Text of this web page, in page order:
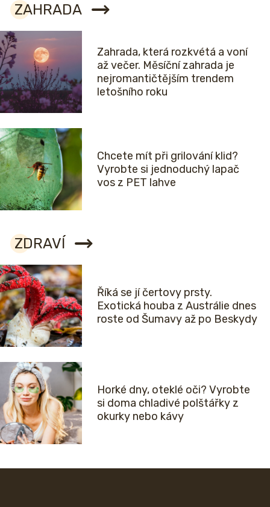
ZAHRADA
Zahrada, která rozkvétá a voní
až večer. Měsíční zahrada je
nejromantičtějším trendem
letošního roku
Chcete mít při grilování klid?
Vyrobte si jednoduchý lapač
vos z PET lahve
ZDRAVÍ
Říká se jí čertovy prsty.
Exotická houba z Austrálie dnes
roste od Šumavy až po Beskydy
Horké dny, oteklé oči? Vyrobte
si doma chladivé polštářky z
okurky nebo kávy